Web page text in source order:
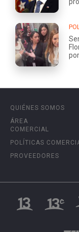
QUIÉNES SOMOS
ÁREA
COMERCIAL
POLÍTICAS
PROVEEDORES